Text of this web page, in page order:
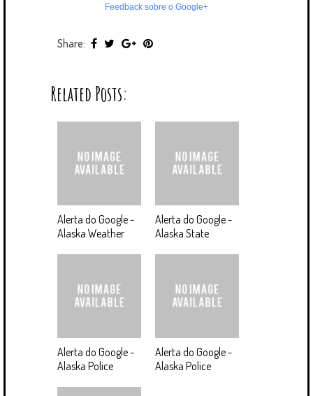
Feedback sobre o Google+
Share:
Related Posts:
Alerta do Google -
Alaska Weather
Alerta do Google -
Alaska State
Alerta do Google -
Alaska Police
Alerta do Google -
Alaska Police